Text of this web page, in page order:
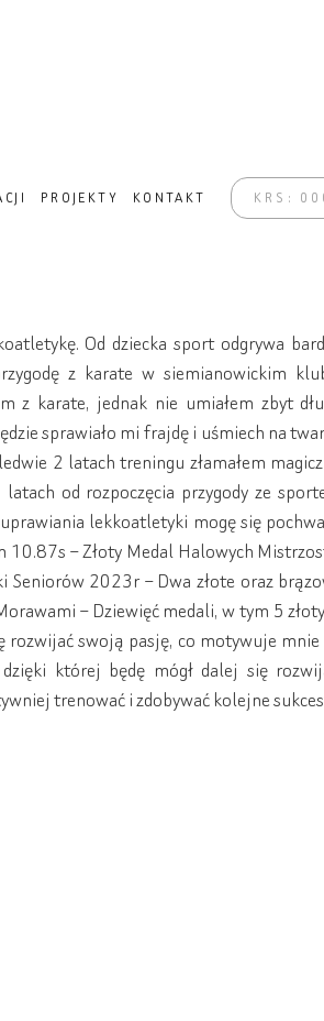
PROJEKTY KONTAKT KRS:
Od dziecka sport odgrywa
z karate w siemianowickim
z karate, jednak nie umiałem zbyt
sprawiało mi frajdę i uśmiech na
2 latach treningu złamałem
od rozpoczęcia przygody ze
lekkoatletyki mogę się
– Złoty Medal Halowych
2023r – Dwa złote oraz
– Dziewięć medali, w tym 5
rozwijać swoją pasję, co motywuje mnie
której będę mógł dalej się
trenować i zdobywać kolejne